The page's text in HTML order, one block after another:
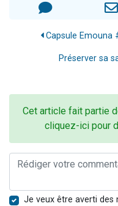
Capsule Emouna
Préserver sa
Cet article fait partie
cliquez-ici pour
Je veux être averti des